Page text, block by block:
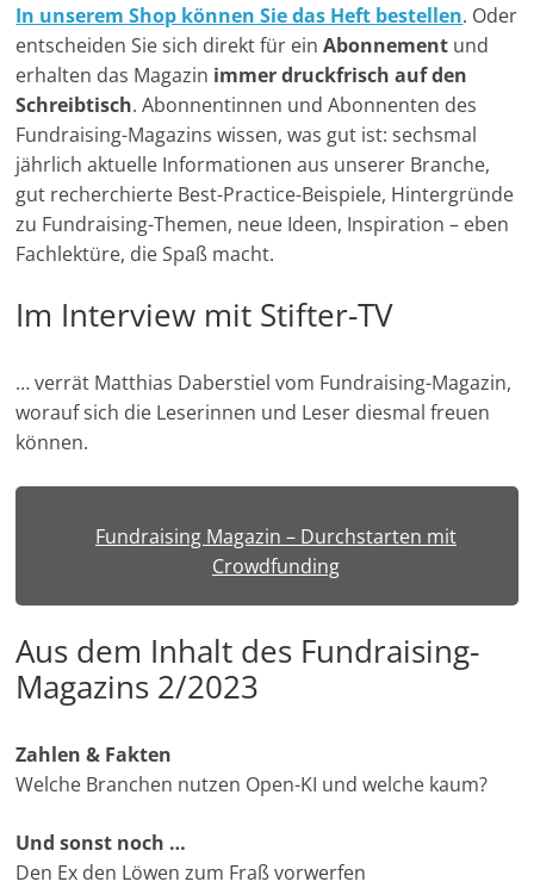
k
e
t
i
n
g
|
S
p
e
e
r
i
n
|
S
t
i
In unserem Shop können Sie das Heft bestellen. Oder
entscheiden Sie sich direkt für einAbonnement und
erhalten das Magazin immer druckfrisch auf den
Schreibtisch. Abonnentinnen und Abonnenten des
Fundraising-Magazins wissen, was gut ist: sechsmal
jährlich aktuelle Informationen aus unserer Branche,
gut recherchierte Best-Practice-Beispiele, Hintergründe
zu Fundraising-Themen, neue Ideen, Inspiration – eben
Fachlektüre, die Spaß macht.
Im Interview mit Stifter-TV
… verrät Matthias Daberstiel vom Fundraising-Magazin,
worauf sich die Leserinnen und Leser diesmal freuen
können.
Fundraising Magazin – Durchstarten mit
Crowdfunding
Aus dem Inhalt des Fundraising-
Magazins 2/2023
Zahlen & Fakten
Welche Branchen nutzen Open-KI und welche kaum?
Und sonst noch …
Den Ex den Löwen zum Fraß vorwerfen